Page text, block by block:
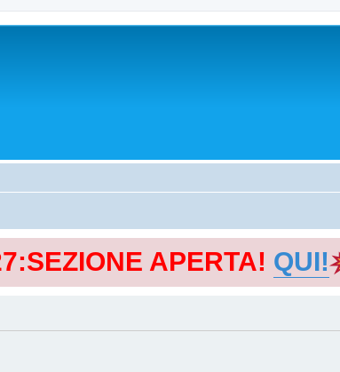
APERTA! QUI!